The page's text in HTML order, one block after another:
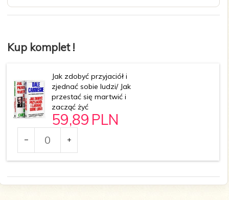
Kup komplet !
Jak zdobyć przyjaciół i
zjednać sobie ludzi/ Jak
przestać się martwić i
zacząć żyć
59,89 PLN
dla
produktu
120452